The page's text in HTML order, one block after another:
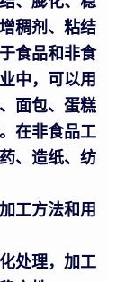
稠剂、粘结
食品和非食
中，可以用
面包、蛋糕
在非食品工
、造纸、纺
工方法和用
处理，加工